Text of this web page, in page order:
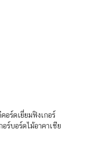
ร์ดเยี่ยมฟิงเกอร์
ร์บอร์ดไม้อาคาเซีย